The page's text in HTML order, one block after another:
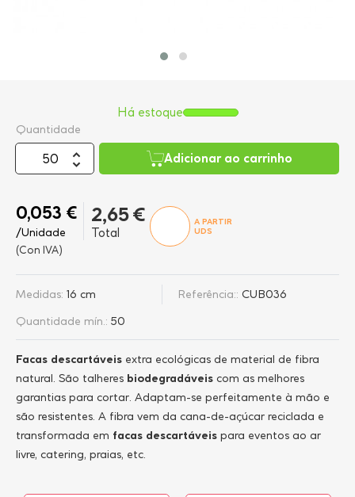
0,053 €
/Unidade
(Con IVA)
2,65 €
Total
A PARTIR
UDS
Facas descartáveis extra ecológicas de material de fibra
natural. São talheres biodegradáveis com as melhores
garantias para cortar. Adaptam-se perfeitamente à mão e
são resistentes. A fibra vem da cana-de-açúcar reciclada e
transformada em facas descartáveis para eventos ao ar
livre, catering, praias, etc.
Quantidade
Adicionar ao carrinho
Medidas: 16 cm Referência:: CUB036
Quantidade mín.: 50
Há estoque